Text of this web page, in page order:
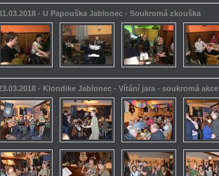
- U Papouška Jablonec - Soukromá zkouška
- Klondike Jablonec - Vítání jara - soukromá akce